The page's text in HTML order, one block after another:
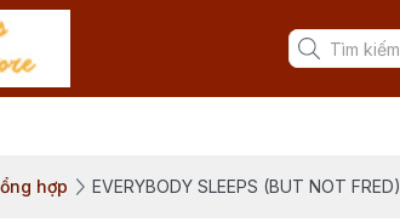
hợp EVERYBODY SLEEPS (BUT NOT FRED)